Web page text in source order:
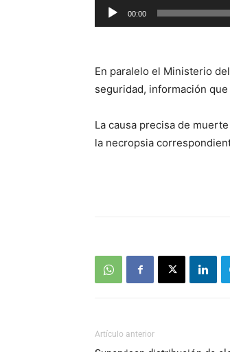
Reproductor
de
00:00
En paralelo el Ministerio
seguridad, información
La causa precisa de
la necropsia
Artículo anterior